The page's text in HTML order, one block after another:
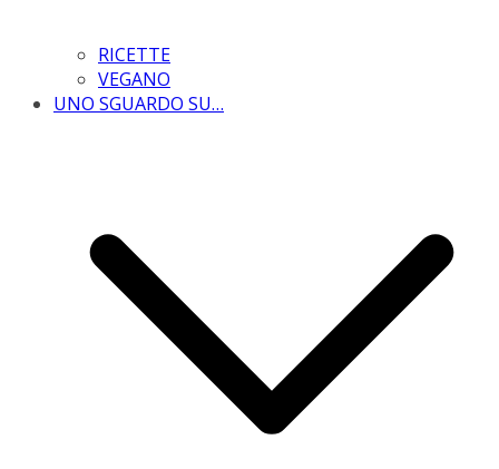
RICETTE
VEGANO
UNO SGUARDO SU…